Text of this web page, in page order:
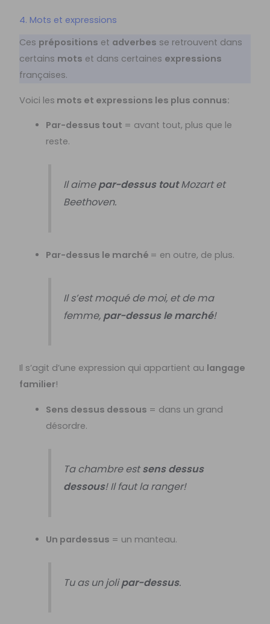
4. Mots et expressions
Ces prépositions et adverbes se retrouvent dans
certains mots et dans certaines expressions
françaises.
Voici les mots et expressions les plus connus:
Par-dessus tout = avant tout, plus que le
reste.
Il aimepar-dessus toutMozart et
Beethoven.
Par-dessus le marché = en outre, de plus.
Il s’est moqué de moi, et de ma
femme, par-dessus le marché!
Il s’agit d’une expression qui appartient au langage
familier!
Sens dessus dessous = dans un grand
désordre.
Ta chambre estsens dessus
dessous! Il faut la ranger!
Un pardessus = un manteau.
Tu as un jolipar-dessus.